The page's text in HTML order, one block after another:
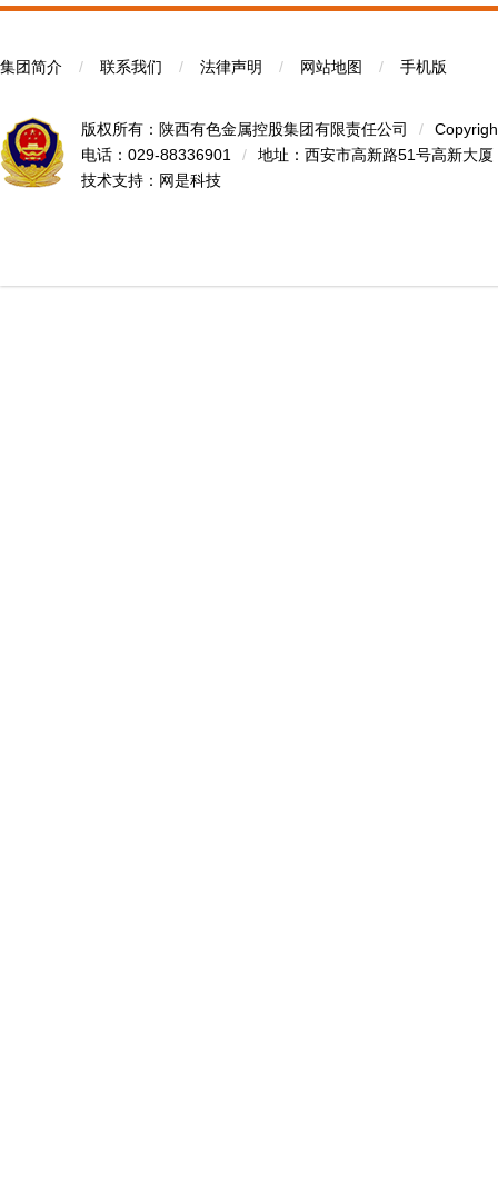
集团简介 / 联系我们 / 法律声明 / 网站地图 / 手机版
版权所有：陕西有色金属控股集团有限责任公司 /
电话：029-88336901
/
地址：西安市高新路51号高新大厦
技术支持： 网是科技